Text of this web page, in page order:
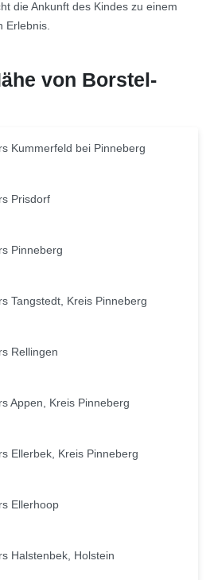
die Ankunft des Kindes zu einem
Erlebnis.
von Borstel-
Kummerfeld bei Pinneberg
Prisdorf
Pinneberg
Tangstedt, Kreis Pinneberg
Rellingen
Appen, Kreis Pinneberg
Ellerbek, Kreis Pinneberg
Ellerhoop
Halstenbek, Holstein